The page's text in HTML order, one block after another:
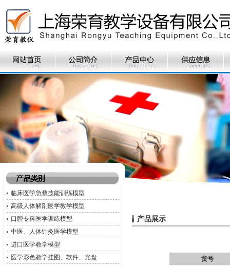
临床医学急救技能训练模型
高级人体解剖医学教学模型
口腔专科医学训练模型
中医、人体针灸医学模型
进口医学教学模型
医学彩色教学挂图、软件、光盘
产品展示
货号